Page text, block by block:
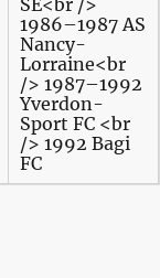
1986–1987 AS
Nancy-
Lorraine<br
/> 1987–1992
Yverdon-
Sport FC <br
/> 1992 Bagi
FC